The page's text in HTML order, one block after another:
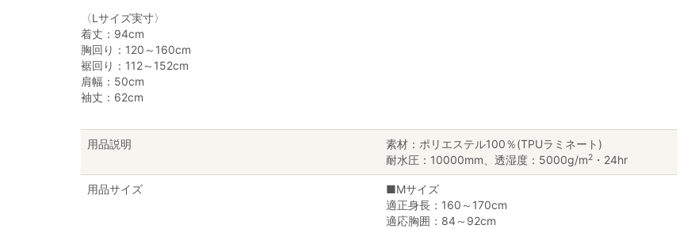
〈Lサイズ実寸〉
着丈：94cm
胸回り：120～160cm
裾回り：112～152cm
肩幅：50cm
袖丈：62cm
用品説明
素材：ポリエステル100％(TPUラミネート)
耐水圧：10000mm、透湿度：5000g/m2・24hr
用品サイズ
■Mサイズ
適正身長：160～170cm
適応胸囲：84～92cm